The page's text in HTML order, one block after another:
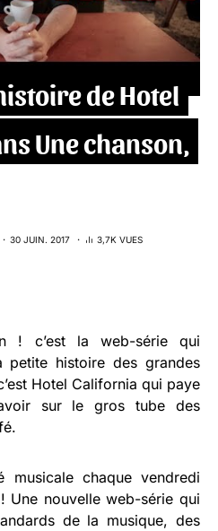
de Hotel
Une chanson,
30 JUIN. 2017
3,7K VUES
! c’est la web-série qui
petite histoire des grandes
Hotel California qui paye
sur le gros tube des
musicale chaque vendredi
Une nouvelle web-série qui
de la musique, des